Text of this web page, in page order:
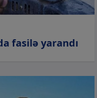
fasilə yarandı